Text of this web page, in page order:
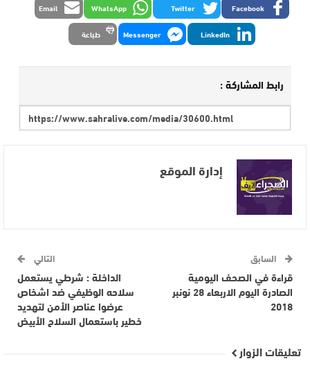
Facebook
Twitter
WhatsApp
Email
LinkedIn
Messenger طباعة
رابط المشاركة :
إدارة الموقع
السابق
قراءة في الصحف اليومية
الصادرة اليوم الاربعاء 28 نونبر
2018
التالي
الداخلة : شرطي يستعمل
سلاحه الوظيفي ضد اشخاص
عرضوا عناصر الأمن لتهديد
خطير باستعمال السلاح الأبيض
تعليقات الزوار